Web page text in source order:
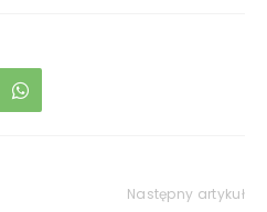
Następny artykuł